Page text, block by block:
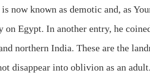
now known as demotic and, as
Egypt. In another entry, he
northern India. These are the
disappear into oblivion as an adult.